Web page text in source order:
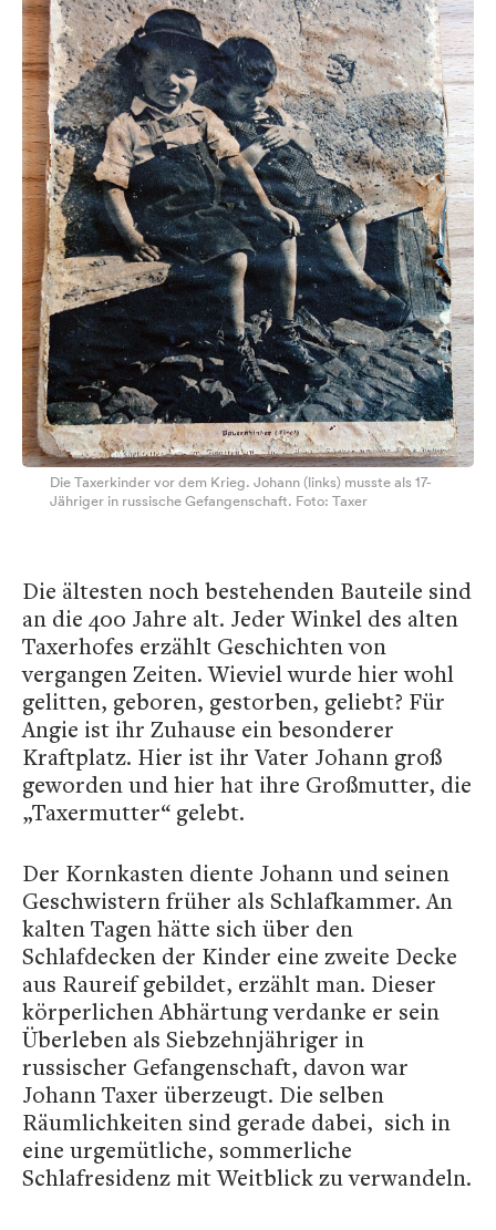
Die Taxerkinder vor dem Krieg. Johann (links) musste als 17-
Jähriger in russische Gefangenschaft. Foto: Taxer
Die ältesten noch bestehenden Bauteile sind
an die 400 Jahre alt. Jeder Winkel des alten
Taxerhofes erzählt Geschichten von
vergangen Zeiten. Wieviel wurde hier wohl
gelitten, geboren, gestorben, geliebt? Für
Angie ist ihr Zuhause ein besonderer
Kraftplatz. Hier ist ihr Vater Johann groß
geworden und hier hat ihre Großmutter, die
„Taxermutter“ gelebt.
Der Kornkasten diente Johann und seinen
Geschwistern früher als Schlafkammer. An
kalten Tagen hätte sich über den
Schlafdecken der Kinder eine zweite Decke
aus Raureif gebildet, erzählt man. Dieser
körperlichen Abhärtung verdanke er sein
Überleben als Siebzehnjähriger in
russischer Gefangenschaft, davon war
Johann Taxer überzeugt. Die selben
Räumlichkeiten sind gerade dabei, sich in
eine urgemütliche, sommerliche
Schlafresidenz mit Weitblick zu verwandeln.